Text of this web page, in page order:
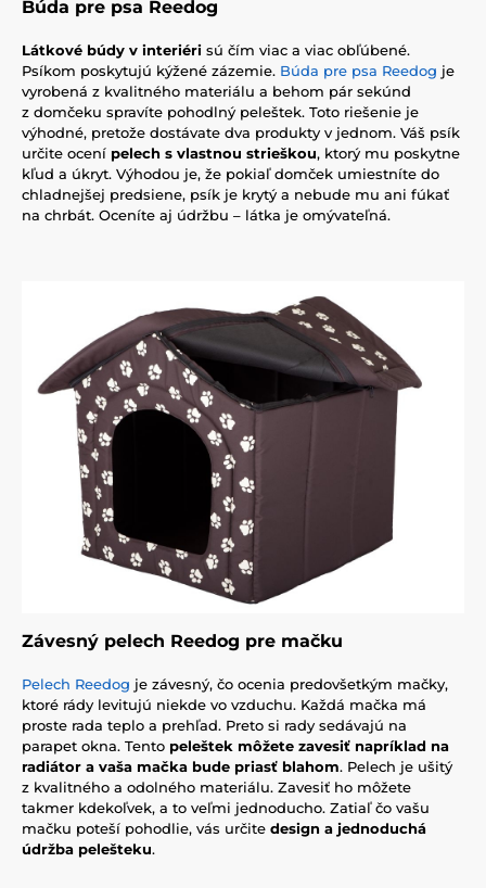
Búda pre psa Reedog
Látkové búdy v interiéri sú čím viac a viac obľúbené.
Psíkom poskytujú kýžené zázemie. Búda pre psa Reedog je
vyrobená z kvalitného materiálu a behom pár sekúnd
z domčeku spravíte pohodlný peleštek. Toto riešenie je
výhodné, pretože dostávate dva produkty v jednom. Váš psík
určite ocení pelech s vlastnou strieškou, ktorý mu poskytne
kľud a úkryt. Výhodou je, že pokiaľ domček umiestníte do
chladnejšej predsiene, psík je krytý a nebude mu ani fúkať
na chrbát. Oceníte aj údržbu – látka je omývateľná.
Závesný pelech Reedog pre mačku
Pelech Reedog je závesný, čo ocenia predovšetkým mačky,
ktoré rády levitujú niekde vo vzduchu. Každá mačka má
proste rada teplo a prehľad. Preto si rady sedávajú na
parapet okna. Tento peleštek môžete zavesiť napríklad na
radiátor a vaša mačka bude priasť blahom. Pelech je ušitý
z kvalitného a odolného materiálu. Zavesiť ho môžete
takmer kdekoľvek, a to veľmi jednoducho. Zatiaľ čo vašu
mačku poteší pohodlie, vás určite design a jednoduchá
údržba pelešteku.